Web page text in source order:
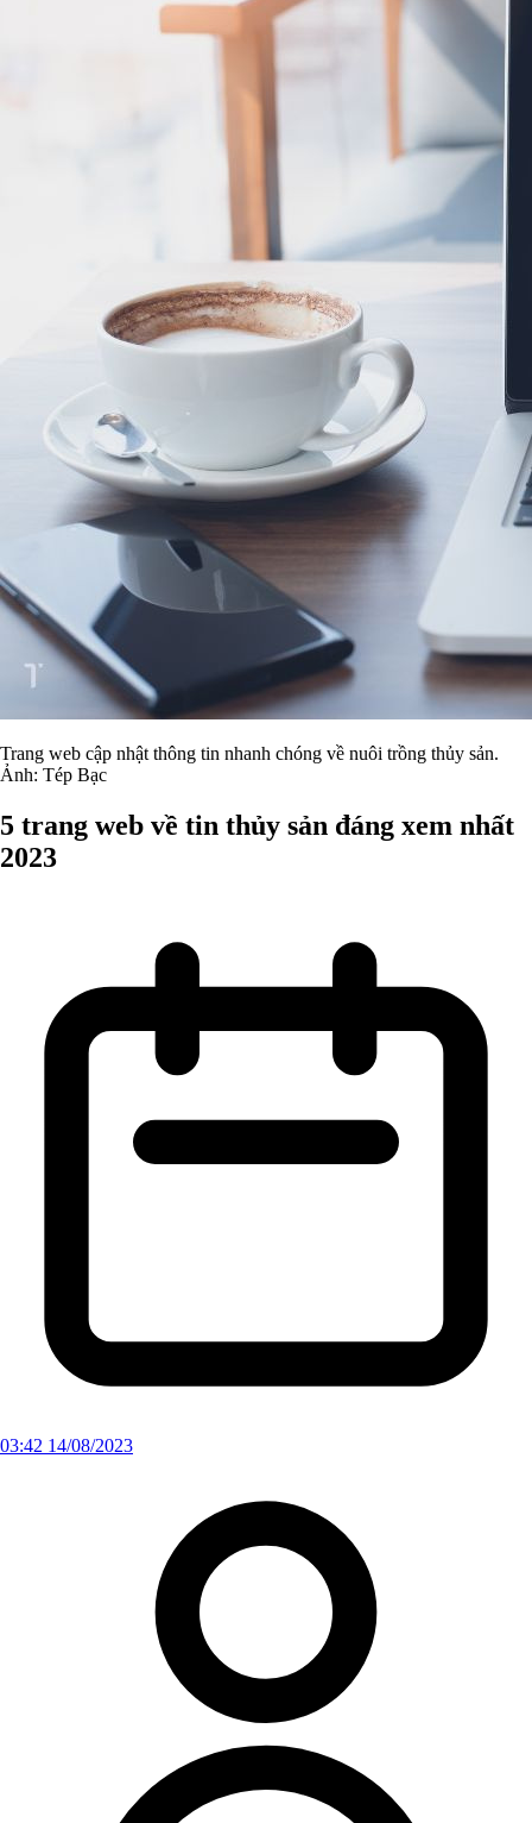
Trang web cập nhật thông tin nhanh chóng về nuôi trồng thủy sản.
Ảnh: Tép Bạc
5 trang web về tin thủy sản đáng xem nhất
2023
03:42 14/08/2023